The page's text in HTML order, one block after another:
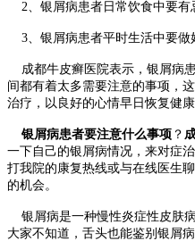
2、银屑病患者日常饮食中要有
3、银屑病患者平时生活中要做
成都牛皮癣医院表示，银屑病
间都有着太多需要注意的事项，
治疗，以良好的心情早日恢复健康
银屑病患者要注意什么事项 ？
一下自己的银屑病情况，来对症
打我院的康复热线或与在线医生
的机会。
银屑病是一种慢性炎症性皮肤
大家不知道，舌头也能鉴别银屑